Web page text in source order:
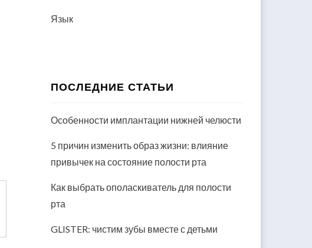
Язык
ПОСЛЕДНИЕ СТАТЬИ
Особенности имплантации нижней челюсти
5 причин изменить образ жизни: влияние
привычек на состояние полости рта
Как выбрать ополаскиватель для полости
рта
GLISTER: чистим зубы вместе с детьми